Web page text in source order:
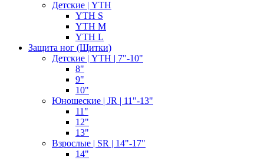
Детские | YTH
YTH S
YTH M
YTH L
Защита ног (Щитки)
Детские | YTH | 7"-10"
8"
9"
10"
Юношеские | JR | 11"-13"
11"
12"
13"
Взрослые | SR | 14"-17"
14"